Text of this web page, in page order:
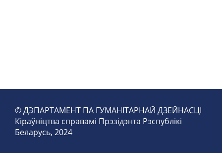
© ДЭПАРТАМЕНТ ПА ГУМАНІТАРНАЙ ДЗЕЙНАСЦІ
Кіраўніцтва справамі Прэзідэнта Рэспублікі
Беларусь, 2024